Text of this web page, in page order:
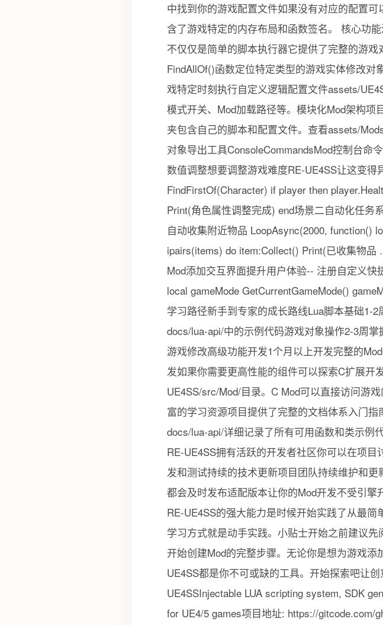
中找到你的游戏配置文件如果没有对应的配置
含了游戏特定的内存布局和函数签名。 核心功
不仅仅是简单的脚本执行器它提供了完整的游
FindAllOf()函数定位特定类型的游戏实体修改
戏特定时刻执行自定义逻辑配置文件assets/
模式开关、Mod加载路径等。模块化Mod架构
夹包含自己的脚本和配置文件。查看assets/
对象导出工具ConsoleCommandsMod控制台命
数值调整想要调整游戏难度RE-UE4SS让这变
FindFirstOf(Character) if player then
Print(角色属性调整完成) end场景二自动化任务
自动收集附近物品 LoopAsync(2000, function()
ipairs(items) do item:Collect() Print(已收集物品
Mod添加交互界面提升用户体验-- 注册自定义
local gameMode GetCurrentGameMode()
学习路径新手到专家的成长路线Lua脚本基础1-
docs/lua-api/中的示例代码游戏对象操作2-3周
游戏修改高级功能开发1个月以上开发完整的
发如果你需要更高性能的组件可以探索C扩展开
UE4SS/src/Mod/目录。C Mod可以直接访问游
富的学习资源项目提供了完整的文档体系入门
docs/lua-api/详细记录了所有可用函数和类示例
RE-UE4SS拥有活跃的开发者社区你可以在项
发和测试持续的技术更新项目团队持续维护和
都会及时发布适配版本让你的Mod开发不受引
RE-UE4SS的强大能力是时候开始实践了从最
学习方式就是动手实践。小贴士开始之前建议
开始创建Mod的完整步骤。无论你是想为游戏
UE4SS都是你不可或缺的工具。开始探索吧让
UE4SSInjectable LUA scripting system, SDK
for UE4/5 games项目地址: https://gitcode.com/